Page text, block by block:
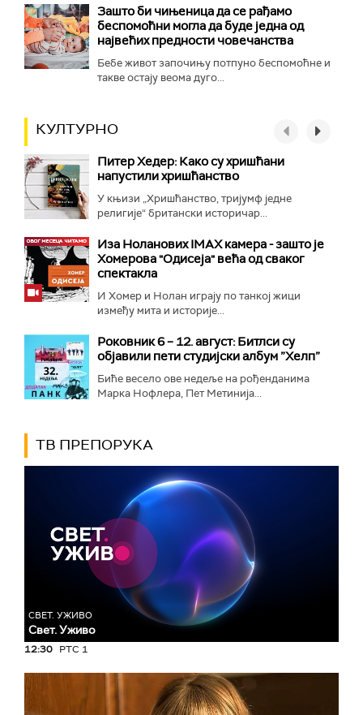
Зашто би чињеница да се рађамо
беспомоћни могла да буде једна од
највећих предности човечанства
Бебе живот започињу потпуно беспомоћне и
такве остају веома дуго...
КУЛТУРНО
Питер Хедер: Како су хришћани
напустили хришћанство
У књизи „Хришћанство, тријумф једне
религије“ британски историчар...
Иза Ноланових IMAX камера - зашто је
Хомерова "Одисеја" већа од сваког
спектакла
И Хомер и Нолан играју по танкој жици
између мита и историје...
Роковник 6 – 12. август: Битлси су
објавили пети студијски албум ”Хелп”
Биће весело ове недеље на рођенданима
Марка Нофлера, Пет Метинија...
ТВ ПРЕПОРУКА
СВЕТ. УЖИВО
Свет. Уживо
12:30 РТС 1